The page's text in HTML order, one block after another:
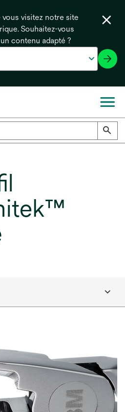
vous visitez notre site
Souhaitez-vous
contenu adapté ?